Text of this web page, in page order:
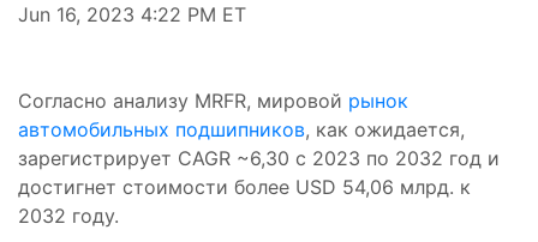
Jun 16, 2023 4:22 PM ET
Согласно анализу MRFR, мировой рынок
автомобильных подшипников, как ожидается,
зарегистрирует CAGR ~6,30 с 2023 по 2032 год и
достигнет стоимости более USD 54,06 млрд. к
2032 году.